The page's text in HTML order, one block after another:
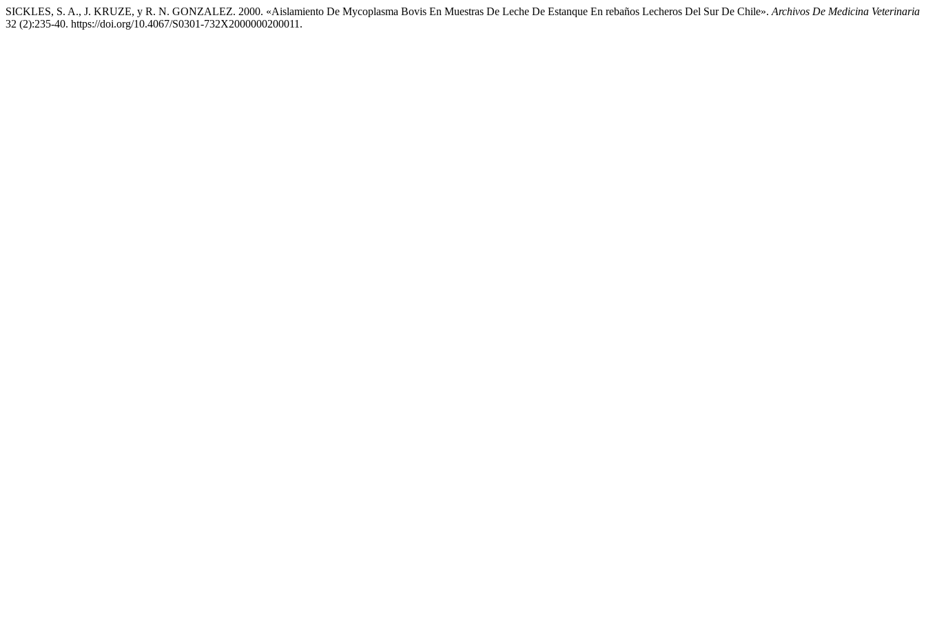
SICKLES, S. A., J. KRUZE, y R. N. GONZALEZ. 2000. «Aislamiento De Mycoplasma Bovis En Muestras De Leche De Estanque En rebaños Lecheros Del Sur De Chile». Archivos De Medicina Veterinaria
32 (2):235-40. https://doi.org/10.4067/S0301-732X2000000200011.